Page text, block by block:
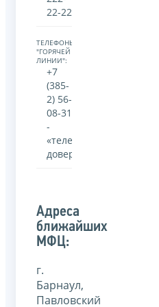
22-22
ТЕЛЕФОНЫ
"ГОРЯЧЕЙ
ЛИНИИ":
+7
(385-
2) 56-
08-31
-
«телефон
доверия»
Адреса
ближайших
МФЦ:
г.
Барнаул,
Павловский